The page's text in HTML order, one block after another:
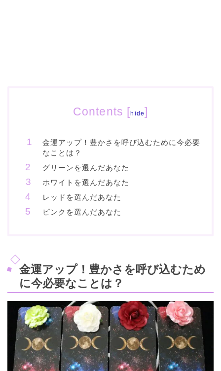
Contents [hide]
金運アップ！豊かさを呼び込むために今必要
なことは？
グリーンを選んだあなた
ホワイトを選んだあなた
レッドを選んだあなた
ピンクを選んだあなた
金運アップ！豊かさを呼び込むため
に今必要なことは？